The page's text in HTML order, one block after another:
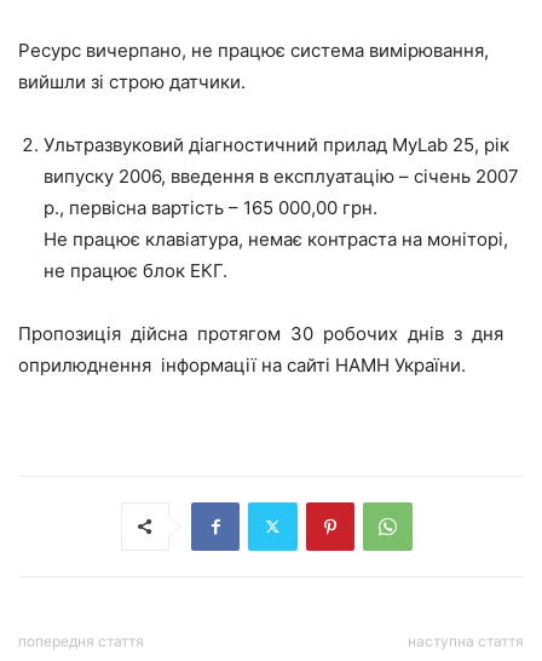
Ресурс вичерпано, не працює система вимірювання,
вийшли зі строю датчики.
Ультразвуковий діагностичний прилад MyLab 25, рік
випуску 2006, введення в експлуатацію – січень 2007
р., первісна вартість – 165 000,00 грн.
Не працює клавіатура, немає контраста на моніторі,
не працює блок ЕКГ.
Пропозиція дійсна протягом 30 робочих днів з дня
оприлюднення інформації на сайті НАМН України.
попередня стаття наступна стаття